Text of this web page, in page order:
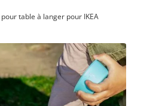
table à langer pour IKEA